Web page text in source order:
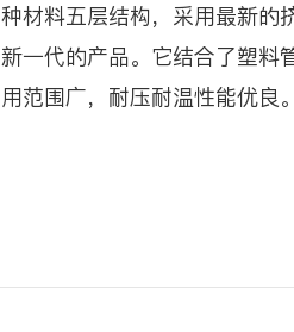
种材料五层结构，采用最新的
新一代的产品。它结合了塑料
用范围广，耐压耐温性能优良。